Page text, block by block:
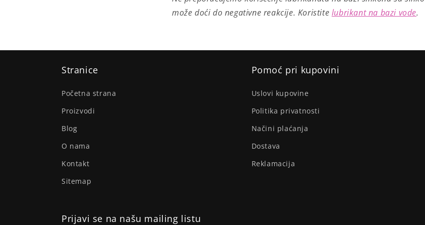
može doći do negativne reakcije. Koristite lubrikant na bazi vode.
Stranice
Početna strana
Proizvodi
Blog
O nama
Kontakt
Sitemap
Pomoć pri kupovini
Uslovi kupovine
Politika privatnosti
Načini plaćanja
Dostava
Reklamacija
Prijavi se na našu mailing listu